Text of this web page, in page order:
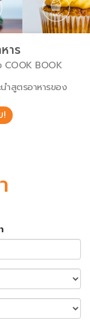
าร
COOK BOOK
ำสูตรอาหารของ
!